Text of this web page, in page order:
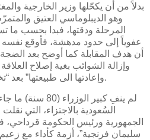
بدلاً من أن يكحّلها وزير الخارجية
وهو الديبلوماسي العتيق
المرحلة ودقتها، فبدا بحسب
عفوياً إلى حدود مدهشة، فأوقع
أن هدف المقابلة كما أوضح بعد
وإزالة الشوائب بغية إصلاح
وإعادتها الى طبيعتها” بعد “تخبيصة” القرداحي المكلفة جداً.
لم ينفِ كبير
السُعودية بالاجتزاء، التي
الجمهورية ورئيس الحكومة
سليمان فرنجية”، أزمة كأداء مع